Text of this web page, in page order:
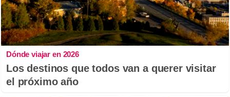
Dónde viajar en 2026
Los destinos que todos van a querer visitar
el próximo año